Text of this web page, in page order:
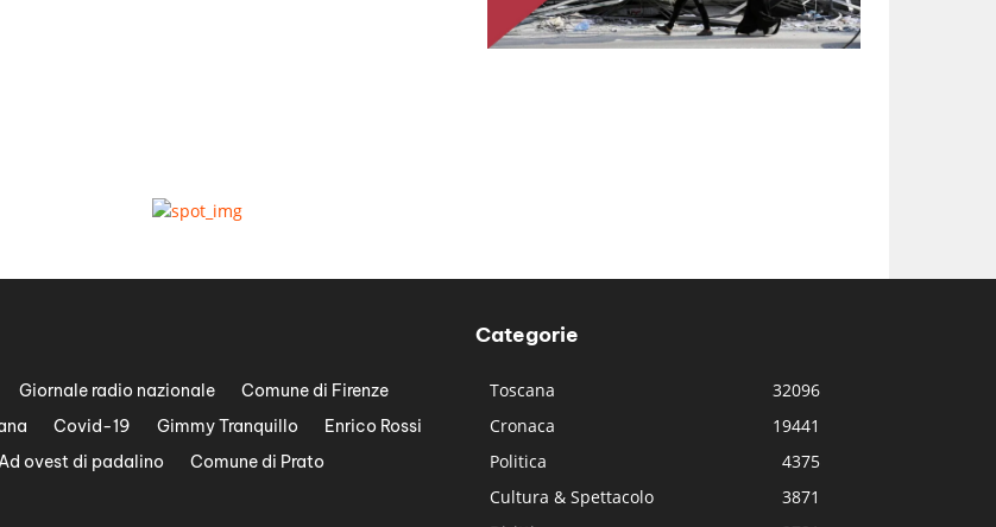
Giornale radio nazionale
Comune di Firenze
Covid-19 Gimmy Tranquillo
Enrico Rossi
ovest di padalino
Comune di Prato
Categorie
Toscana
32096
Cronaca
19441
Politica
4375
Cultura & Spettacolo
3871